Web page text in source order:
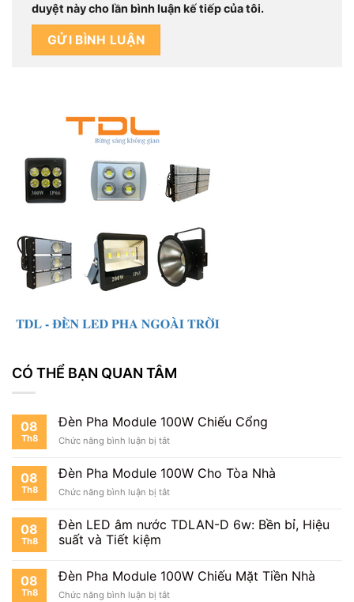
duyệt này cho lần bình luận kế tiếp của tôi.
CÓ THỂ BẠN QUAN TÂM
08
Th8
Đèn Pha Module 100W Chiếu Cổng
Chức năng bình luận bị tắtở
Pha
Module
100W
Cổng
08
Th8
Đèn Pha Module 100W Cho Tòa Nhà
Chức năng bình luận bị tắtở
Pha
Module
Tòa
08
Th8
Đèn LED âm nước TDLAN-D 6w: Bền bỉ, Hiệu
suất và Tiết kiệm
08
Th8
Đèn Pha Module 100W Chiếu Mặt Tiền Nhà
Chức năng bình luận bị tắtở